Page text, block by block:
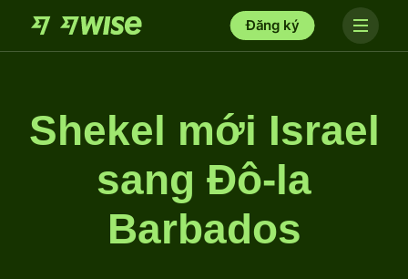
Đăng ký
Shekel mới Israel
sang Đô-la
Barbados